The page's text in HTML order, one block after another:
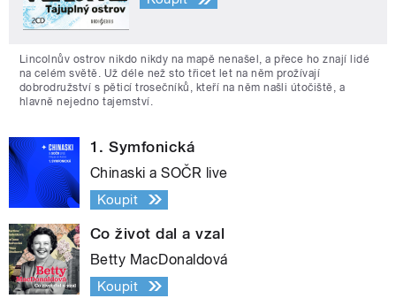
Lincolnův ostrov nikdo nikdy na mapě nenašel, a přece ho znají lidé
na celém světě. Už déle než sto třicet let na něm prožívají
dobrodružství s pěticí trosečníků, kteří na něm našli útočiště, a
hlavně nejedno tajemství.
1. Symfonická
Chinaski a SOČR live
Koupit
Co život dal a vzal
Betty MacDonaldová
Koupit